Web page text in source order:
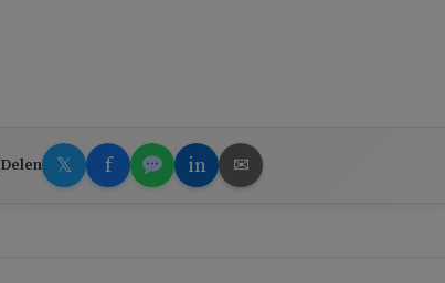
Delen 𝕏 f in ✉